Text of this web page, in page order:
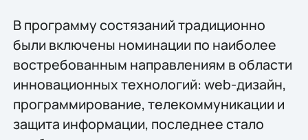
В программу состязаний традиционно
были включены номинации по наиболее
востребованным направлениям в области
инновационных технологий: web-дизайн,
программирование, телекоммуникации и
защита информации, последнее стало